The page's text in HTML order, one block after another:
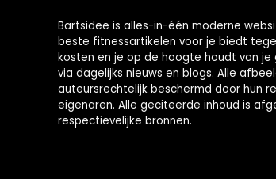
Bartsidee is alles-in-één moderne
beste fitnessartikelen voor je biedt
kosten en je op de hoogte houdt van je
via dagelijks nieuws en blogs. Alle
auteursrechtelijk beschermd door hun
eigenaren. Alle geciteerde inhoud is
respectievelijke bronnen.